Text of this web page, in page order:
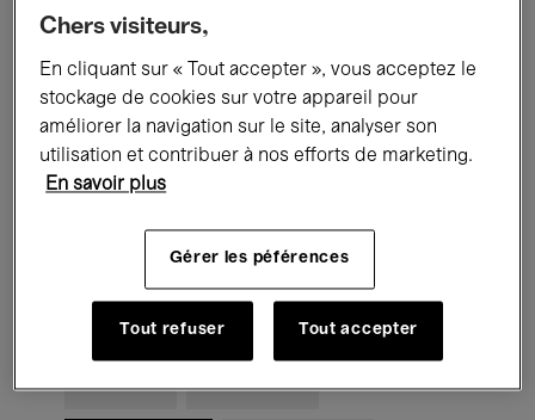
Tous les événements Concerts
Expositions Films Performances
Rencontres & Débats
Musique classique Global Music
Musique électronique
Pour tous Kids’ Palace
Chers visiteurs,
En cliquant sur « Tout accepter », vous acceptez le
stockage de cookies sur votre appareil pour
améliorer la navigation sur le site, analyser son
utilisation et contribuer à nos efforts de marketing.
En savoir plus
Gérer les péférences
Tout refuser Tout accepter